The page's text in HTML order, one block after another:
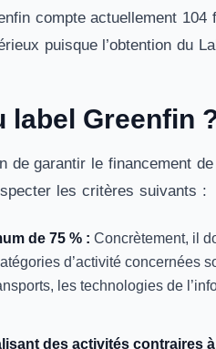
compte actuellement 104
puisque l’obtention du
label Greenfin
de garantir le financement
les critères suivants :
de 75 % : Concrètement, il
d’activité concernées
les technologies de
des activités contraires